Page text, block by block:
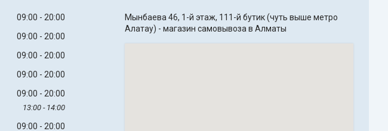
09:00
20:00
09:00
20:00
09:00
20:00
09:00
20:00
09:00 20:00
13:00 14:00
09:00 20:00
Мынбаева 46, 1-й этаж, 111-й бутик (чуть выше метро
Алатау) - магазин самовывоза в Алматы